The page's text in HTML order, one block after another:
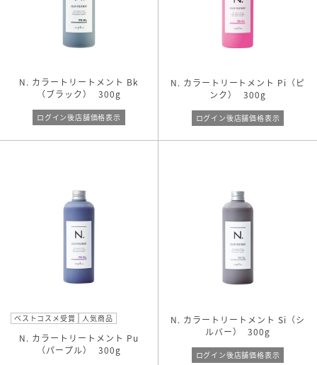
N. カラートリートメント Bk
（ブラック）
300g
ログイン後店舗価格表示
N. カラートリートメント Pi（ピ
ンク）
300g
ログイン後店舗価格表示
ベストコスメ受賞 人気商品
N. カラートリートメント Pu
（パープル）
300g
N. カラートリートメント Si（シ
ルバー）
300g
ログイン後店舗価格表示